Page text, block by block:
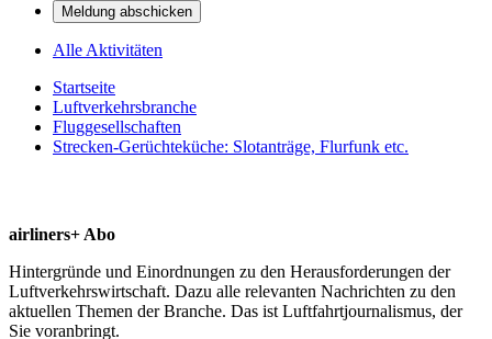
Meldung abschicken
Alle Aktivitäten
Startseite
Luftverkehrsbranche
Fluggesellschaften
Strecken-Gerüchteküche: Slotanträge, Flurfunk etc.
airliners+ Abo
Hintergründe und Einordnungen zu den Herausforderungen der
Luftverkehrswirtschaft. Dazu alle relevanten Nachrichten zu den
aktuellen Themen der Branche. Das ist Luftfahrtjournalismus, der
Sie voranbringt.